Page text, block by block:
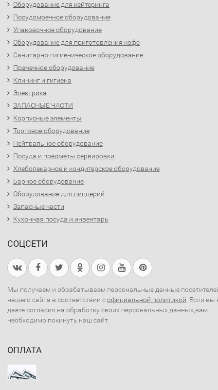
Оборудование для кейтеринга
Посудомоечное оборудование
Упаковочное оборудование
Оборудование для приготовления кофе
Санитарно-гигиеническое оборудование
Прачечное оборудование
Клининг и гигиена
Электрика
ЗАПАСНЫЕ ЧАСТИ
Корпусные элементы
Торговое оборудование
Нейтральное оборудование
Посуда и предметы сервировки
Хлебопекарное и кондитерское оборудование
Барное оборудование
Оборудование для пиццерий
Запасные части
Кухонная посуда и инвентарь
СОЦСЕТИ
Мы получаем и обрабатываем персональные данные
нашего сайта в соответствии софициальной политикой . Если вы
даете согласия на обработку своих персональных данных,вам
необходимо покинуть наш сайт.
ОПЛАТА